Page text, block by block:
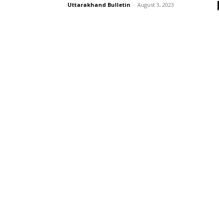
Uttarakhand Bulletin - August 3, 2023